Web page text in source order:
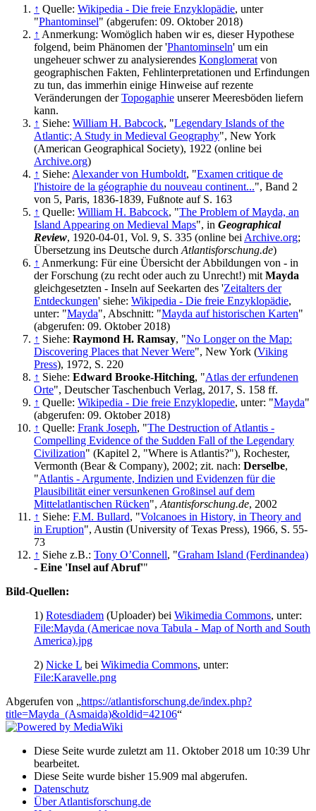
↑ Quelle: Wikipedia - Die freie Enzyklopädie, unter
"Phantominsel" (abgerufen: 09. Oktober 2018)
↑ Anmerkung: Womöglich haben wir es, dieser Hypothese
folgend, beim Phänomen der 'Phantominseln' um ein
ungeheuer schwer zu analysierendes Konglomerat von
geographischen Fakten, Fehlinterpretationen und Erfindungen
zu tun, das immerhin einige Hinweise auf rezente
Veränderungen derTopogaphie unserer Meeresböden liefern
kann.
↑ Siehe: William H. Babcock, "Legendary Islands of the
Atlantic; A Study in Medieval Geography", New York
(American Geographical Society), 1922 (online bei
Archive.org)
↑ Siehe: Alexander von Humboldt, "Examen critique de
l'histoire de la géographie du nouveau continent...", Band 2
von 5, Paris, 1836-1839, Fußnote auf S. 163
↑ Quelle: William H. Babcock, "The Problem of Mayda, an
Island Appearing on Medieval Maps", in Geographical
Review, 1920-04-01, Vol. 9, S. 335 (online bei Archive.org;
Übersetzung ins Deutsche durch Atlantisforschung.de)
↑ Anmerkung: Für eine Übersicht der Abbildungen von - in
der Forschung (zu recht oder auch zu Unrecht!) mit Mayda
gleichgesetzten - Inseln auf Seekarten des 'Zeitalters der
Entdeckungen' siehe: Wikipedia - Die freie Enzyklopädie,
unter: "Mayda", Abschnitt: "Mayda auf historischen Karten"
(abgerufen: 09. Oktober 2018)
↑ Siehe: Raymond H. Ramsay, "No Longer on the Map:
Discovering Places that Never Were", New York (Viking
Press), 1972, S. 220
↑ Siehe: Edward Brooke-Hitching, "Atlas der erfundenen
Orte", Deutscher Taschenbuch Verlag, 2017, S. 158 ff.
↑ Quelle: Wikipedia - Die freie Enzyklopedie, unter: "Mayda"
(abgerufen: 09. Oktober 2018)
↑ Quelle: Frank Joseph, "The Destruction of Atlantis -
Compelling Evidence of the Sudden Fall of the Legendary
Civilization" (Kapitel 2, "Where is Atlantis?"), Rochester,
Vermonth (Bear & Company), 2002; zit. nach: Derselbe,
"Atlantis - Argumente, Indizien und Evidenzen für die
Plausibilität einer versunkenen Großinsel auf dem
Mittelatlantischen Rücken", Atantisforschung.de, 2002
↑ Siehe: F.M. Bullard, "Volcanoes in History, in Theory and
in Eruption", Austin (University of Texas Press), 1966, S. 55-
73
↑ Siehe z.B.: Tony O’Connell, "Graham Island (Ferdinandea)
- Eine 'Insel auf Abruf'"
Bild-Quellen:
1) Rotesdiadem (Uploader) bei Wikimedia Commons, unter:
File:Mayda (Americae nova Tabula - Map of North and South
America).jpg
2) Nicke L bei Wikimedia Commons, unter:
File:Karavelle.png
Abgerufen von „https://atlantisforschung.de/index.php?
title=Mayda_(Asmaida)&oldid=42106“
Diese Seite wurde zuletzt am 11. Oktober 2018 um 10:39 Uhr
bearbeitet.
Diese Seite wurde bisher 15.909 mal abgerufen.
Datenschutz
Über Atlantisforschung.de